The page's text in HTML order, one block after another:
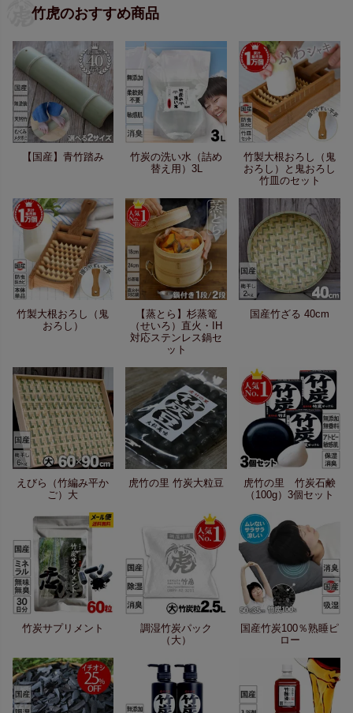
竹虎のおすすめ商品
【国産】青竹踏み
竹炭の洗い水（詰め
替え用）3L
竹製大根おろし（鬼
おろし）と鬼おろし
竹皿のセット
竹製大根おろし（鬼
おろし）
【蒸とら】杉蒸篭
（せいろ）直火・IH
対応ステンレス鍋セ
ット
国産竹ざる 40cm
えびら（竹編み平か
ご）大
虎竹の里 竹炭大粒豆
虎竹の里 竹炭石鹸
（100g）3個セット
竹炭サプリメント
調湿竹炭パック
（大）
国産竹炭100％熟睡ピ
ロー